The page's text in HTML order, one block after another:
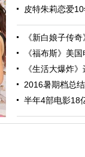
皮特朱莉恋爱
《新白娘子传
《福布斯》美
《生活大爆炸
2016暑期档总
半年4部电影18